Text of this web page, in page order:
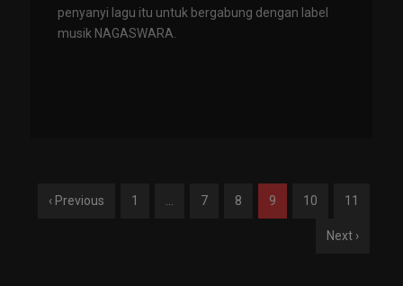
penyanyi lagu itu untuk bergabung dengan label
musik NAGASWARA.
‹ Previous 1 7 8 9 10 11
Next ›